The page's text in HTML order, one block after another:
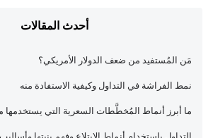
أحدث المقالات
مَن المُستفيد من ضعف الدولار الأمريكي؟
نمط الفراشة في التداول وكيفية الاستفادة منه
ما أبرز أنماط المُخطَّطات السعرية التي يستخدمها